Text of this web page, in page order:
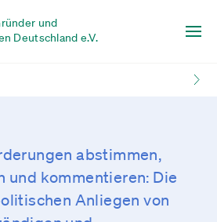
und
Deutschland e.V.
abstimmen,
und kommentieren: Die
Anliegen von